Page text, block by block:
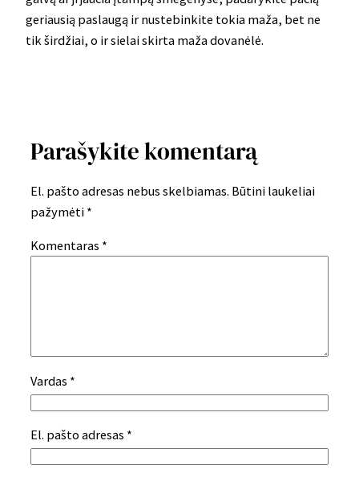
geriausią paslaugą ir nustebinkite tokia maža, bet ne
tik širdžiai, o ir sielai skirta maža dovanėlė.
Parašykite komentarą
El. pašto adresas nebus skelbiamas. Būtini laukeliai
pažymėti *
Komentaras *
Vardas *
El. pašto adresas *